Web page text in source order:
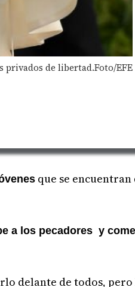
privados de libertad.Foto/EFE
que se
a los pecadores y
delante de todos,